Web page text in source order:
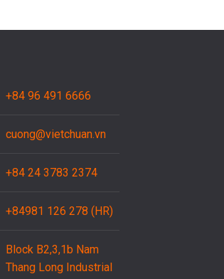
+84 96 491 6666
cuong@vietchuan.vn
+84 24 3783 2374
+84981 126 278 (HR)
Block B2,3,1b Nam
Thang Long Industrial